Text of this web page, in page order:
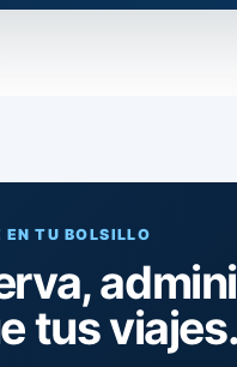
EN TU BOLSILLO
tus viajes.